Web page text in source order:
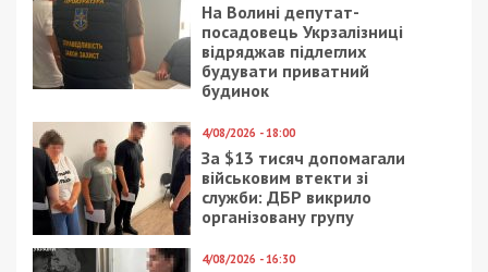
На Волині депутат-
посадовець Укрзалізниці
відряджав підлеглих
будувати приватний
будинок
4/08/2026 - 18:00
За $13 тисяч допомагали
військовим втекти зі
служби: ДБР викрило
організовану групу
4/08/2026 - 16:30